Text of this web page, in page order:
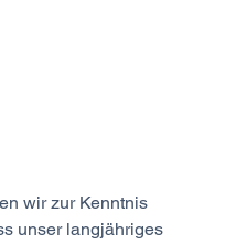
wir zur Kenntnis
unser langjähriges